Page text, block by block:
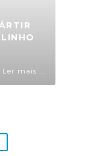
Ler mais ...